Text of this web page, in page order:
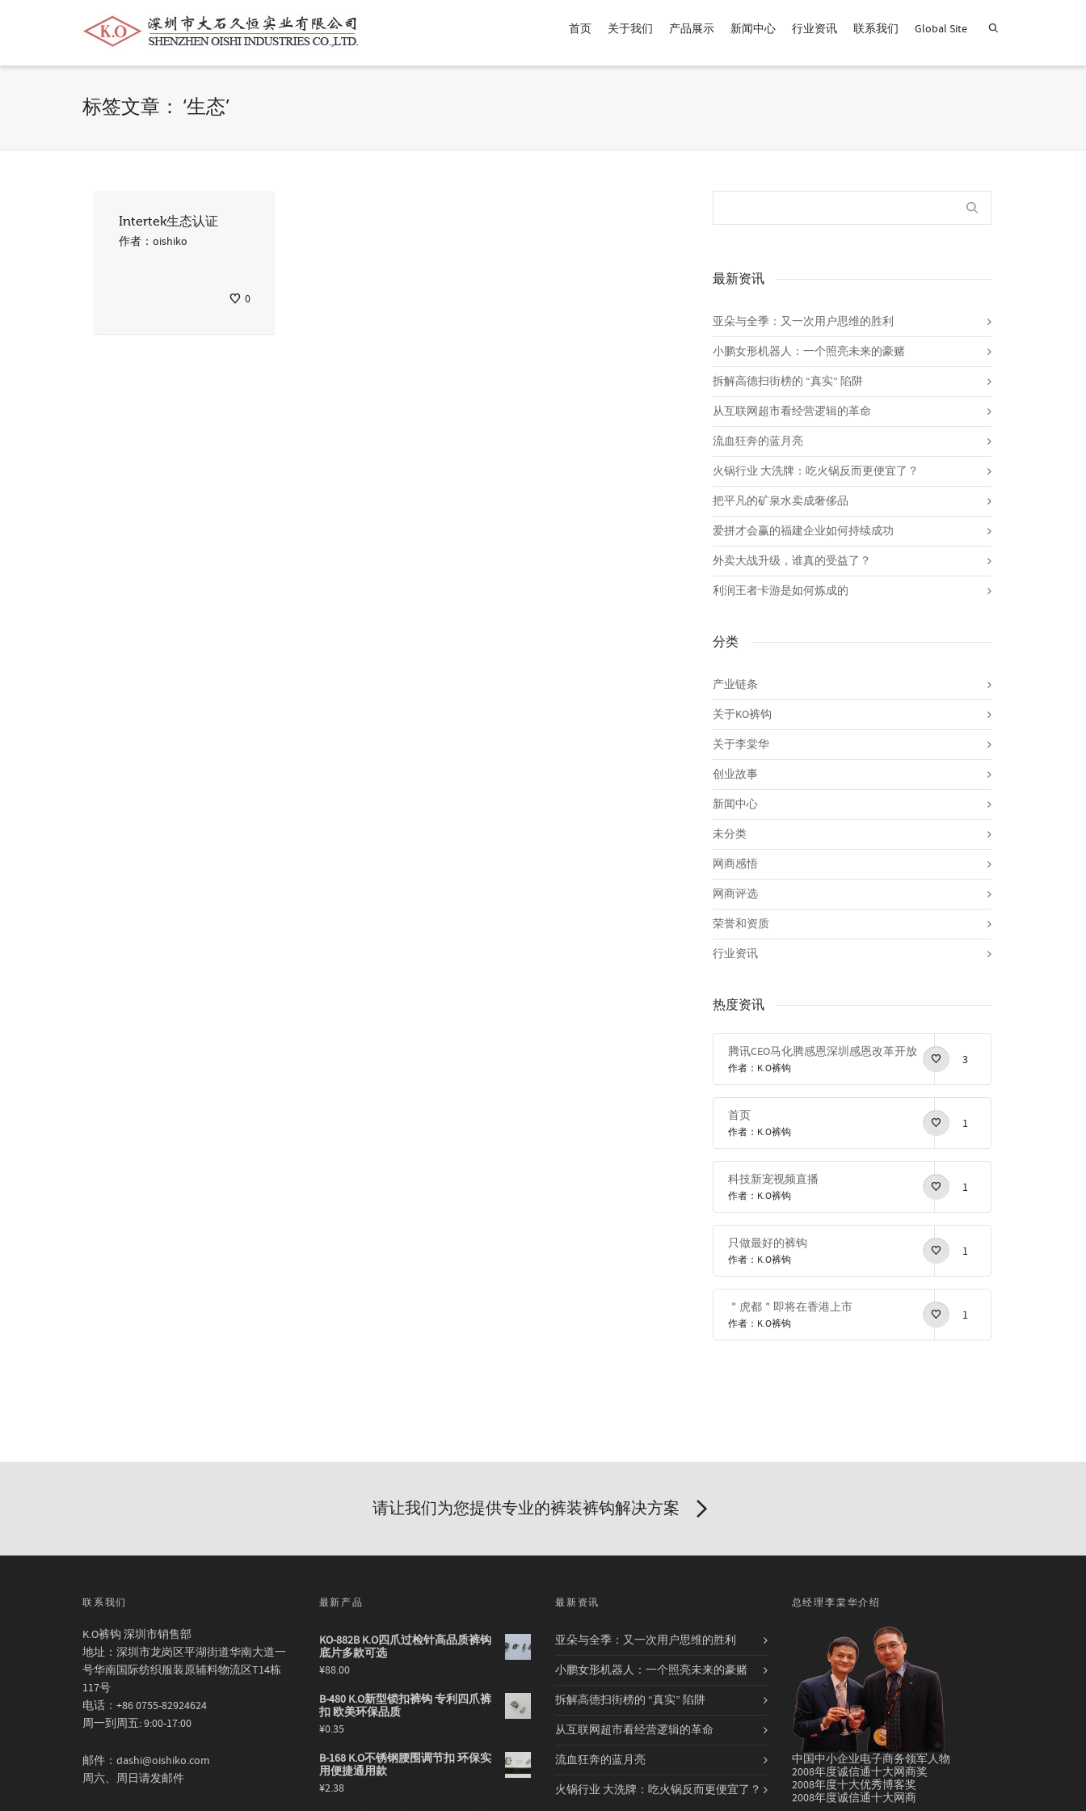
帮我查找新的衬衫尺码中号价格介于 商品，品牌为 默认品牌 .
首页 关于我们 产品展示 新闻中心 行业资讯 联系我们 Global Site
标签文章： ‘生态’
Intertek生态认证
作者： oishiko
0
最新资讯
亚朵与全季：又一次用户思维的胜利
小鹏女形机器人：一个照亮未来的豪赌
拆解高德扫街榜的 “真实” 陷阱
从互联网超市看经营逻辑的革命
流血狂奔的蓝月亮
火锅行业 大洗牌：吃火锅反而更便宜了？
把平凡的矿泉水卖成奢侈品
爱拼才会赢的福建企业如何持续成功
外卖大战升级，谁真的受益了？
利润王者卡游是如何炼成的
分类
产业链条
关于KO裤钩
关于李棠华
创业故事
新闻中心
未分类
网商感悟
网商评选
荣誉和资质
行业资讯
热度资讯
腾讯CEO马化腾感恩深圳感恩改革开放
作者：K.O裤钩
3
首页
作者：K.O裤钩
1
科技新宠视频直播
作者：K.O裤钩
1
只做最好的裤钩
作者：K.O裤钩
1
＂虎都＂即将在香港上市
作者：K.O裤钩
1
请让我们为您提供专业的裤装裤钩解决方案
联系我们
K.O裤钩 深圳市销售部
地址：深圳市龙岗区平湖街道华南大道一
号华南国际纺织服装原辅料物流区T14栋
117号
电话：+86 0755-82924624
周一到周五: 9:00-17:00
邮件：dashi@oishiko.com
周六、周日请发邮件
最新产品
KO-882B K.O四爪过检针高品质裤钩
底片多款可选
¥88.00
B-480 K.O新型锁扣裤钩 专利四爪裤
扣 欧美环保品质
¥0.35
B-168 K.O不锈钢腰围调节扣 环保实
用便捷通用款
¥2.38
最新资讯
亚朵与全季：又一次用户思维的胜利
小鹏女形机器人：一个照亮未来的豪赌
拆解高德扫街榜的 “真实” 陷阱
从互联网超市看经营逻辑的革命
流血狂奔的蓝月亮
火锅行业 大洗牌：吃火锅反而更便宜了？
总经理李棠华介绍
中国中小企业电子商务领军人物
2008年度诚信通十大网商奖
2008年度十大优秀博客奖
2008年度诚信通十大网商